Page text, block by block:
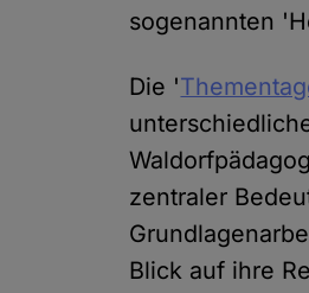
sogenannten
Die '
zentraler
Blick auf ihre